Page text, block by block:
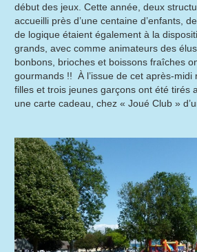
début des jeux. Cette année, deux
accueilli près d’une centaine d’enfants,
de logique étaient également à la
grands, avec comme animateurs des
bonbons, brioches et boissons fraîches
gourmands !! À l’issue de cet après-midi
filles et trois jeunes garçons ont été tirés
une carte cadeau, chez « Joué Club »